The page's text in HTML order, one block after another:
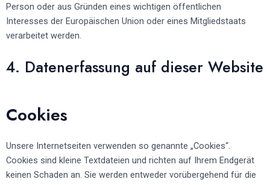
Person oder aus Gründen eines wichtigen öffentlichen
Interesses der Europäischen Union oder eines Mitgliedstaats
verarbeitet werden.
4. Datenerfassung auf dieser Website
Cookies
Unsere Internetseiten verwenden so genannte „Cookies“.
Cookies sind kleine Textdateien und richten auf Ihrem Endgerät
keinen Schaden an. Sie werden entweder vorübergehend für die